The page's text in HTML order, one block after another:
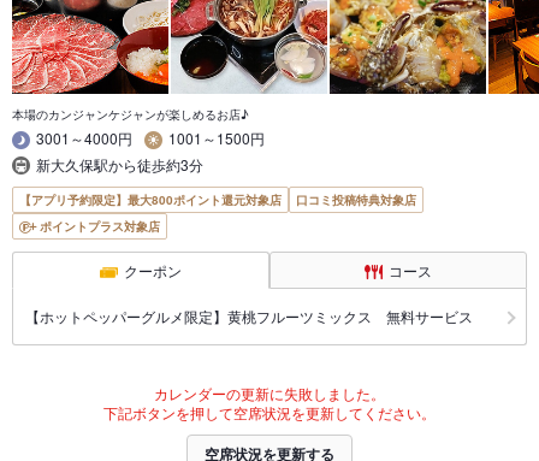
本場のカンジャンケジャンが楽しめるお店♪
3001～4000円
1001～1500円
新大久保駅から徒歩約3分
【アプリ予約限定】最大800ポイント還元対象店
口コミ投稿特典対象店
ポイントプラス対象店
クーポン コース
【ホットペッパーグルメ限定】黄桃フルーツミックス 無料サービス
カレンダーの更新に失敗しました。
下記ボタンを押して空席状況を更新してください。
空席状況を更新する